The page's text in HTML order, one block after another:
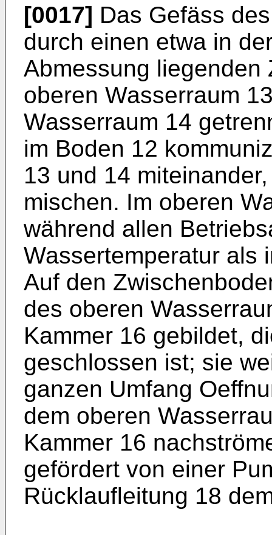
[0017] Das Gefäss
durch einen etwa in
Abmessung liegenden
oberen Wasserraum
Wasserraum 14
im Boden 12
13 und 14
mischen. Im oberen
während allen
Wassertemperatur als
Auf den
des oberen
Kammer 16 gebildet,
geschlossen ist; sie
ganzen Umfang
dem oberen
Kammer 16
gefördert von einer
Rücklaufleitung 18